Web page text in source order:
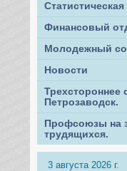
Статистическая
Финансовый
Молодежный
Новости
Трехстороннее
Петрозаводск.
Профсоюзы на
трудящихся.
3 августа 2026 г.